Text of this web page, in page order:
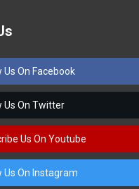
Us On Facebook
Us On Twitter
Us On Youtube
Us On Instagram